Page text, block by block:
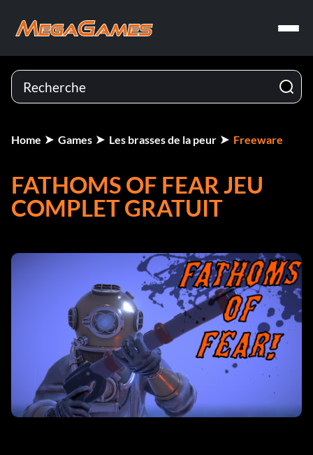
Home Games Les brasses de la peur Freeware
FATHOMS OF FEAR JEU
COMPLET GRATUIT